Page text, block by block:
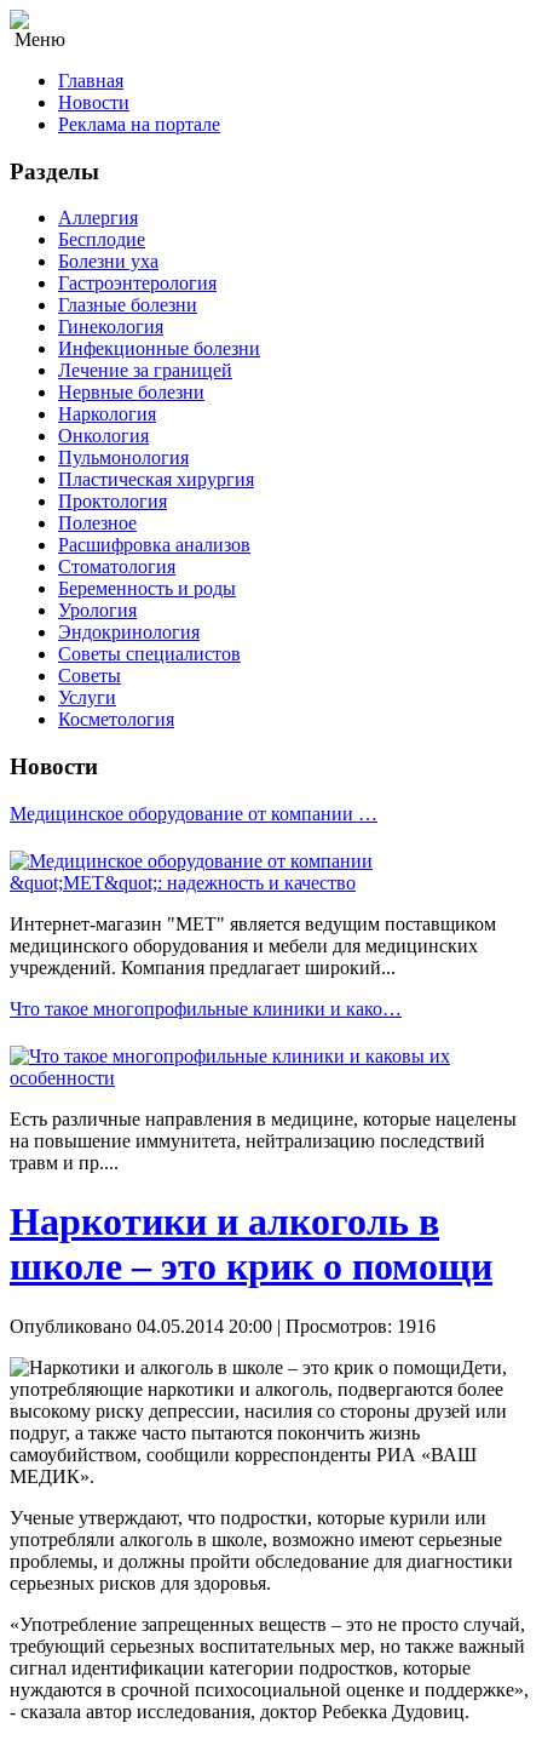
Меню
Главная
Новости
Реклама на портале
Разделы
Аллергия
Бесплодие
Болезни уха
Гастроэнтерология
Глазные болезни
Гинекология
Инфекционные болезни
Лечение за границей
Нервные болезни
Наркология
Онкология
Пульмонология
Пластическая хирургия
Проктология
Полезное
Расшифровка анализов
Стоматология
Беременность и роды
Урология
Эндокринология
Советы специалистов
Советы
Услуги
Косметология
Новости
Медицинское оборудование от компании …
Интернет-магазин "МЕТ" является ведущим поставщиком
медицинского оборудования и мебели для медицинских
учреждений. Компания предлагает широкий...
Что такое многопрофильные клиники и како…
Есть различные направления в медицине, которые нацелены
на повышение иммунитета, нейтрализацию последствий
травм и пр....
Наркотики и алкоголь в
школе – это крик о помощи
Опубликовано 04.05.2014 20:00 | Просмотров: 1916
Дети,
употребляющие наркотики и алкоголь, подвергаются более
высокому риску депрессии, насилия со стороны друзей или
подруг, а также часто пытаются покончить жизнь
самоубийством, сообщили корреспонденты РИА «ВАШ
МЕДИК».
Ученые утверждают, что подростки, которые курили или
употребляли алкоголь в школе, возможно имеют серьезные
проблемы, и должны пройти обследование для диагностики
серьезных рисков для здоровья.
«Употребление запрещенных веществ – это не просто случай,
требующий серьезных воспитательных мер, но также важный
сигнал идентификации категории подростков, которые
нуждаются в срочной психосоциальной оценке и поддержке»,
- сказала автор исследования, доктор Ребекка Дудовиц.